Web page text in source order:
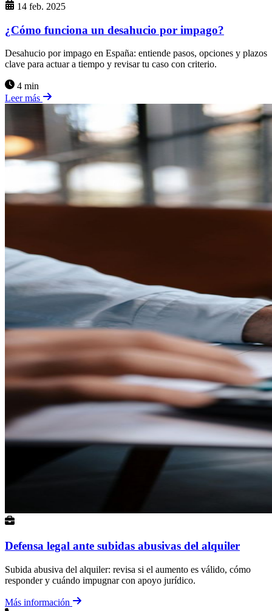
14 feb. 2025
¿Cómo funciona un desahucio por impago?
Desahucio por impago en España: entiende pasos, opciones y plazos
clave para actuar a tiempo y revisar tu caso con criterio.
4 min
Leer más
Defensa legal ante subidas abusivas del alquiler
Subida abusiva del alquiler: revisa si el aumento es válido, cómo
responder y cuándo impugnar con apoyo jurídico.
Más información